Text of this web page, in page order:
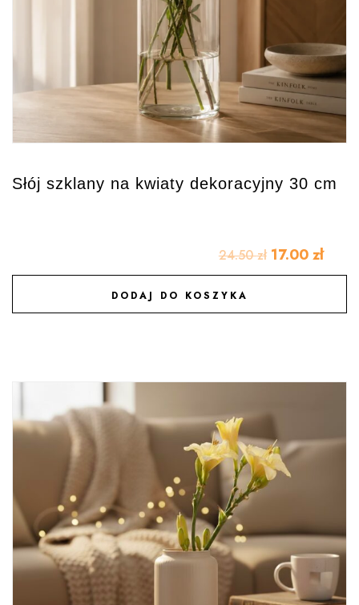
Słój szklany na kwiaty dekoracyjny 30 cm
24.50zł 17.00 zł
DODAJ DO KOSZYKA
DODAJ DO ULUBIONYCH